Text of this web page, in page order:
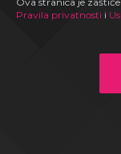
Pravila privatnosti i